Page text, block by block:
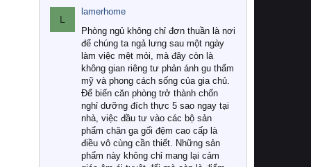
L
lamerhome
Phòng ngủ không chỉ đơn thuần là nơi
để chúng ta ngả lưng sau một ngày
làm việc mệt mỏi, mà đây còn là
không gian riêng tư phản ánh gu thẩm
mỹ và phong cách sống của gia chủ.
Để biến căn phòng trở thành chốn
nghỉ dưỡng đích thực 5 sao ngay tại
nhà, việc đầu tư vào các bộ sản
phẩm chăn ga gối đệm cao cấp là
điều vô cùng cần thiết. Những sản
phẩm này không chỉ mang lại cảm